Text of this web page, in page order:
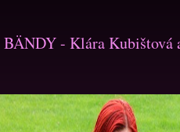
BÄNDY - Klára Kubištová